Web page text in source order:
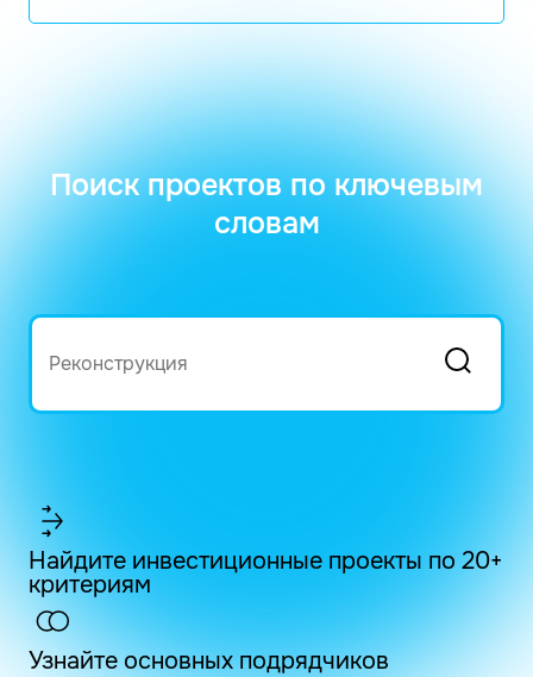
Поиск проектов по ключевым
словам
Найдите инвестиционные проекты по 20+
критериям
Узнайте основных подрядчиков